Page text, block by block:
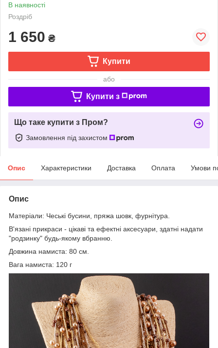
В наявності
Роздріб
1 650 ₴
Купити
або
Купити з
Що таке купити з Пром?
Замовлення під захистом
Опис Характеристики Доставка Оплата Умови
Опис
Матеріали: Чеські бусини, пряжа шовк, фурнітура.
В'язані прикраси - цікаві та ефектні аксесуари, здатні надати
"родзинку" будь-якому вбранню.
Довжина намиста: 80 см.
Вага намиста: 120 г